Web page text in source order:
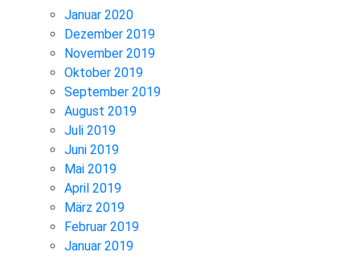
Januar 2020
Dezember 2019
November 2019
Oktober 2019
September 2019
August 2019
Juli 2019
Juni 2019
Mai 2019
April 2019
März 2019
Februar 2019
Januar 2019